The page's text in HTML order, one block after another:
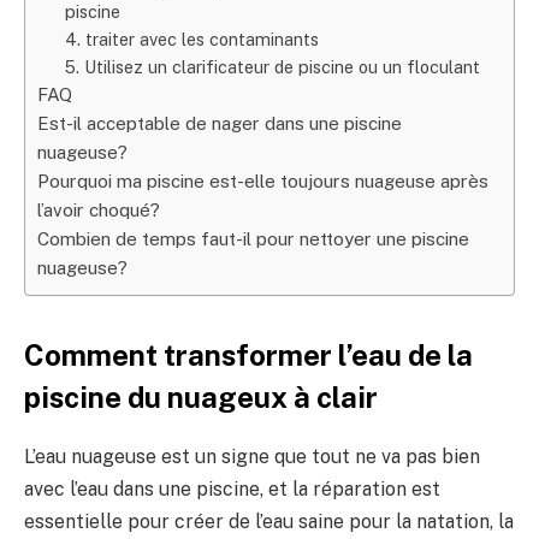
piscine
4. traiter avec les contaminants
5. Utilisez un clarificateur de piscine ou un floculant
FAQ
Est-il acceptable de nager dans une piscine
nuageuse?
Pourquoi ma piscine est-elle toujours nuageuse après
l’avoir choqué?
Combien de temps faut-il pour nettoyer une piscine
nuageuse?
Comment transformer l’eau de la
piscine du nuageux à clair
L’eau nuageuse est un signe que tout ne va pas bien
avec l’eau dans une piscine, et la réparation est
essentielle pour créer de l’eau saine pour la natation, la